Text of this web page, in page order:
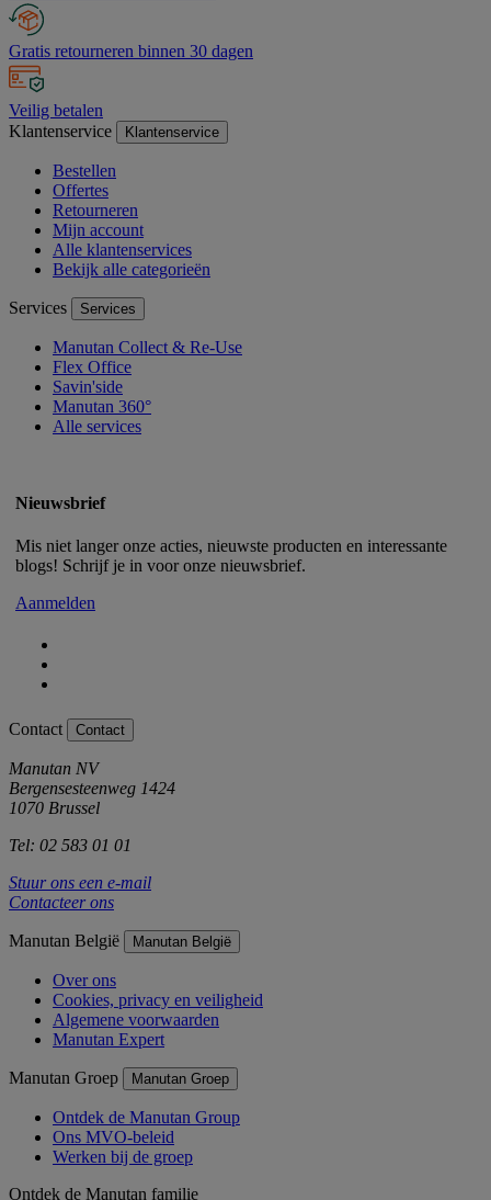
Gratis retourneren binnen 30 dagen
Veilig betalen
Klantenservice
Klantenservice
Bestellen
Offertes
Retourneren
Mijn account
Alle klantenservices
Bekijk alle categorieën
Services Services
Manutan Collect & Re-Use
Flex Office
Savin'side
Manutan 360°
Alle services
Nieuwsbrief
Mis niet langer onze acties, nieuwste producten en interessante
blogs! Schrijf je in voor onze nieuwsbrief.
Aanmelden
Contact Contact
Manutan NV
Bergensesteenweg 1424
1070 Brussel
Tel: 02 583 01 01
Stuur ons een e-mail
Contacteer ons
Manutan België Manutan België
Over ons
Cookies, privacy en veiligheid
Algemene voorwaarden
Manutan Expert
Manutan Groep Manutan Groep
Ontdek de Manutan Group
Ons MVO-beleid
Werken bij de groep
Ontdek de Manutan familie